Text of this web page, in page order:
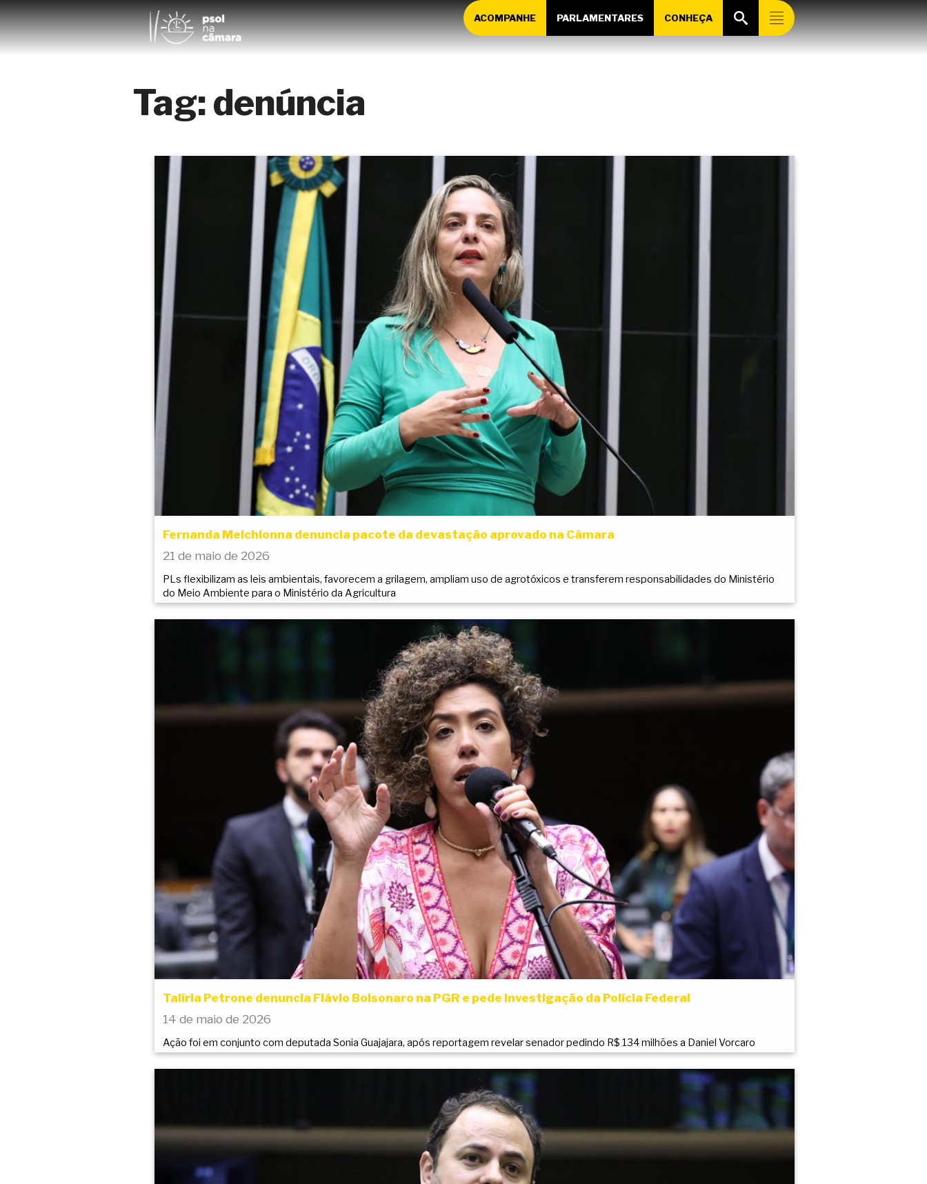
ACOMPANHE PARLAMENTARES CONHEÇA
Tag:denúncia
Fernanda Melchionna denuncia pacote da devastação aprovado na Câmara
21 de maio de 2026
PLs flexibilizam as leis ambientais, favorecem a grilagem, ampliam uso de agrotóxicos e transferem responsabilidades do Ministério
do Meio Ambiente para o Ministério da Agricultura
Talíria Petrone denuncia Flávio Bolsonaro na PGR e pede investigação da Polícia Federal
14 de maio de 2026
Ação foi em conjunto com deputada Sonia Guajajara, após reportagem revelar senador pedindo R$ 134 milhões a Daniel Vorcaro